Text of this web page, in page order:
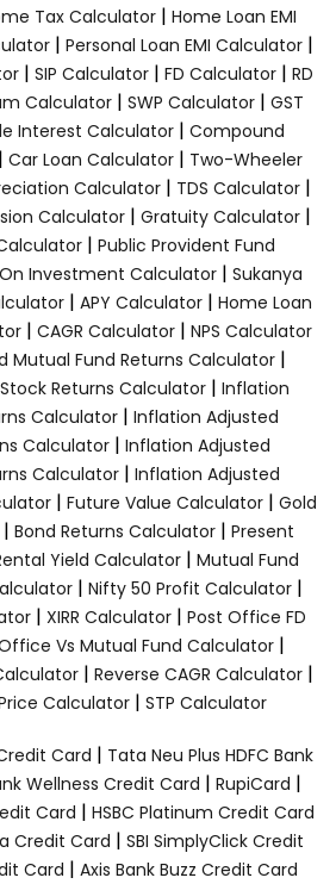
Tax Calculator | Home Loan EMI
| Personal Loan EMI Calculator |
| SIP Calculator | FD Calculator | RD
Calculator | SWP Calculator | GST
Interest Calculator| Compound
Car Loan Calculator| Two-Wheeler
Calculator| TDS Calculator|
Calculator| Gratuity Calculator|
| Public Provident Fund
Investment Calculator| Sukanya
| APY Calculator| Home Loan
| CAGR Calculator | NPS Calculator
Mutual Fund Returns Calculator |
Returns Calculator| Inflation
Calculator| Inflation Adjusted
Calculator | Inflation Adjusted
Calculator | Inflation Adjusted
| Future Value Calculator | Gold
| Bond Returns Calculator | Present
Yield Calculator | Mutual Fund
| Nifty 50 Profit Calculator|
| XIRR Calculator| Post Office FD
Vs Mutual Fund Calculator|
| Reverse CAGR Calculator |
Calculator | STP Calculator
Card | Tata Neu Plus HDFC Bank
Wellness Credit Card | RupiCard |
Card | HSBC Platinum Credit Card
Credit Card | SBI SimplyClick Credit
Card | Axis Bank Buzz Credit Card